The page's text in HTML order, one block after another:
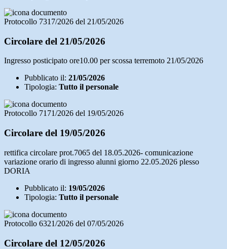
Protocollo 7317/2026 del 21/05/2026
Circolare del 21/05/2026
Ingresso posticipato ore10.00 per scossa terremoto 21/05/2026
Pubblicato il: 21/05/2026
Tipologia: Tutto il personale
Protocollo 7171/2026 del 19/05/2026
Circolare del 19/05/2026
rettifica circolare prot.7065 del 18.05.2026- comunicazione
variazione orario di ingresso alunni giorno 22.05.2026 plesso
DORIA
Pubblicato il: 19/05/2026
Tipologia: Tutto il personale
Protocollo 6321/2026 del 07/05/2026
Circolare del 12/05/2026